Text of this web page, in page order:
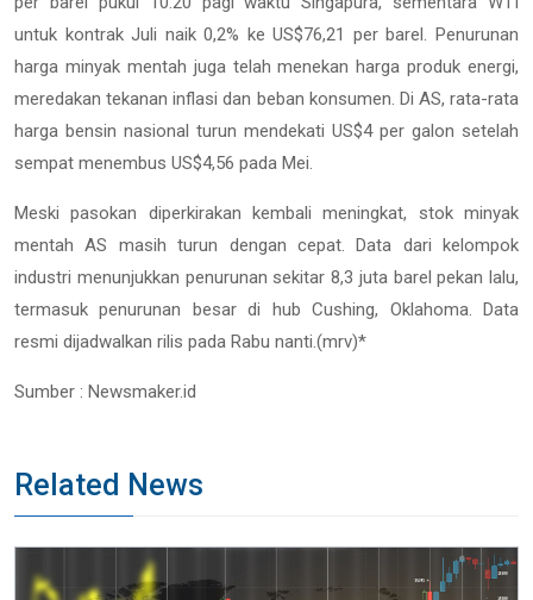
untuk kontrak Juli naik 0,2% ke US$76,21 per barel. Penurunan
harga minyak mentah juga telah menekan harga produk energi,
meredakan tekanan inflasi dan beban konsumen. Di AS, rata-rata
harga bensin nasional turun mendekati US$4 per galon setelah
sempat menembus US$4,56 pada Mei.
Meski pasokan diperkirakan kembali meningkat, stok minyak
mentah AS masih turun dengan cepat. Data dari kelompok
industri menunjukkan penurunan sekitar 8,3 juta barel pekan lalu,
termasuk penurunan besar di hub Cushing, Oklahoma. Data
resmi dijadwalkan rilis pada Rabu nanti.(mrv)*
Sumber : Newsmaker.id
Related News